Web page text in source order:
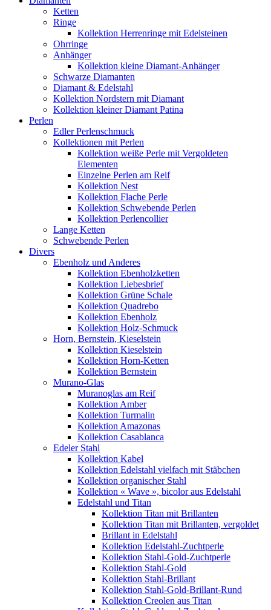
Ketten
Ringe
Kollektion Herrenringe mit Edelsteinen
Ohrringe
Anhänger
Kollektion kleine Diamant-Anhänger
Schwarze Diamanten
Diamant & Edelstahl
Kollektion Nordstern mit Diamant
Kollektion kleiner Diamant Patina
Perlen
Edler Perlenschmuck
Kollektionen mit Perlen
Kollektion weiße Perle mit Vergoldeten
Elementen
Einzelne Perlen am Reif
Kollektion Nest
Kollektion Flache Perle
Kollektion Schwebende Perlen
Kollektion Perlencollier
Lange Ketten
Schwebende Perlen
Divers
Ebenholz und Anderes
Kollektion Ebenholzketten
Kollektion Liebesbrief
Kollektion Grüne Schale
Kollektion Quadrebo
Kollektion Ebenholz
Kollektion Holz-Schmuck
Horn, Bernstein, Kieselstein
Kollektion Kieselstein
Kollektion Horn-Ketten
Kollektion Bernstein
Murano-Glas
Muranoglas am Reif
Kollektion Amber
Kollektion Turmalin
Kollektion Amazonas
Kollektion Casablanca
Edeler Stahl
Kollektion Kabel
Kollektion Edelstahl vielfach mit Stäbchen
Kollektion organischer Stahl
Kollektion « Wave », bicolor aus Edelstahl
Edelstahl und Titan
Kollektion Titan mit Brillanten
Kollektion Titan mit Brillanten, vergoldet
Brillant in Edelstahl
Kollektion Edelstahl-Zuchtperle
Kollektion Stahl-Gold-Zuchtperle
Kollektion Stahl-Gold
Kollektion Stahl-Brillant
Kollektion Stahl-Gold-Brillant-Rund
Kollektion Creolen aus Titan